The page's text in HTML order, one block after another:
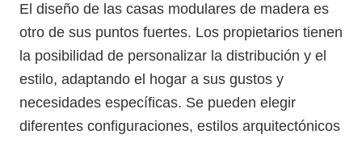
El diseño de las casas modulares de madera es
otro de sus puntos fuertes. Los propietarios tienen
la posibilidad de personalizar la distribución y el
estilo, adaptando el hogar a sus gustos y
necesidades específicas. Se pueden elegir
diferentes configuraciones, estilos arquitectónicos